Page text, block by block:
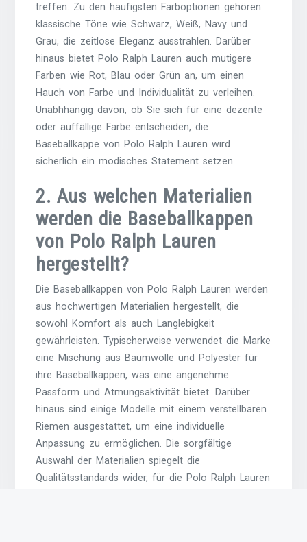
treffen. Zu den häufigsten Farboptionen gehören
klassische Töne wie Schwarz, Weiß, Navy und
Grau, die zeitlose Eleganz ausstrahlen. Darüber
hinaus bietet Polo Ralph Lauren auch mutigere
Farben wie Rot, Blau oder Grün an, um einen
Hauch von Farbe und Individualität zu verleihen.
Unabhhängig davon, ob Sie sich für eine dezente
oder auffällige Farbe entscheiden, die
Baseballkappe von Polo Ralph Lauren wird
sicherlich ein modisches Statement setzen.
2. Aus welchen Materialien
werden die Baseballkappen
von Polo Ralph Lauren
hergestellt?
Die Baseballkappen von Polo Ralph Lauren werden
aus hochwertigen Materialien hergestellt, die
sowohl Komfort als auch Langlebigkeit
gewährleisten. Typischerweise verwendet die Marke
eine Mischung aus Baumwolle und Polyester für
ihre Baseballkappen, was eine angenehme
Passform und Atmungsaktivität bietet. Darüber
hinaus sind einige Modelle mit einem verstellbaren
Riemen ausgestattet, um eine individuelle
Anpassung zu ermöglichen. Die sorgfältige
Auswahl der Materialien spiegelt die
Qualitätsstandards wider, für die Polo Ralph Lauren